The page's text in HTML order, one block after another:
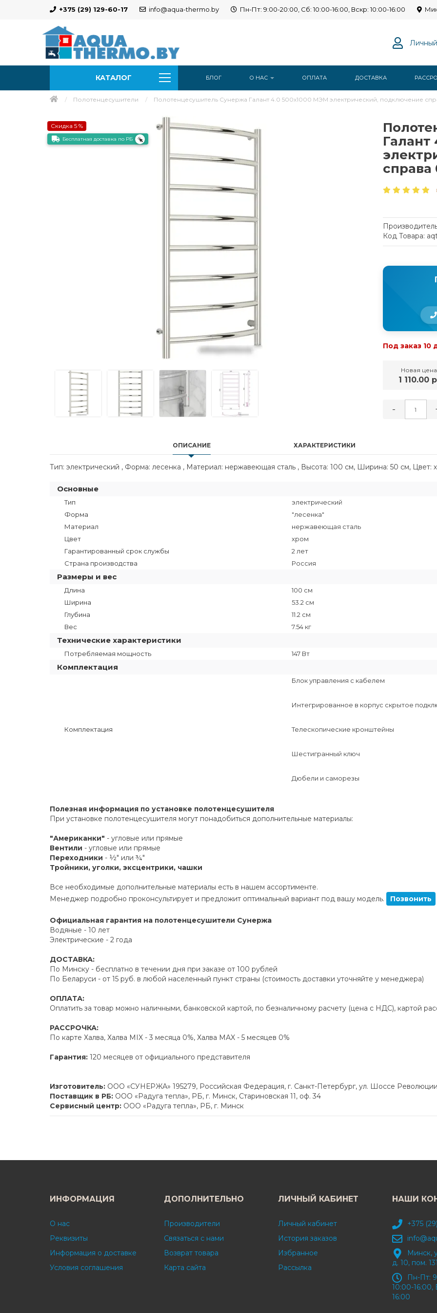
+375 (29) 129-60-17 info@aqua-thermo.by Пн-Пт: 9:00-20:00, Сб: 10:00-16:00, Вскр: 10:00-16:00
КАТАЛОГ БЛОГ О НАС ОПЛАТА ДОСТАВКА
Полотенцесушители Полотенцесушитель Сунержа Галант 4.0 500x1000 МЭМ электрический, подключение
Скидка 5 %
Бесплатная доставка по РБ
Галант
справа
Код Товара:
Под заказ 10
Новая цена
1 110.00
-
ОПИСАНИЕ ХАРАКТЕРИСТИКИ
Тип: электрический , Форма: лесенка , Материал: нержавеющая сталь , Высота: 100 см, Ширина: 50 см, Цвет:
Основные
Тип
электрический
Форма
"лесенка"
Материал
нержавеющая сталь
Цвет
хром
Гарантированный срок службы
2 лет
Страна производства
Россия
Размеры и вес
Длина
100 см
Ширина
53.2 см
Глубина
11.2 см
Вес
7.54 кг
Технические характеристики
Потребляемая мощность 147 Вт
Комплектация
Комплектация
Блок управления с кабелем
Интегрированное в корпус скрытое
Телескопические кронштейны
Шестигранный ключ
Дюбели и саморезы
Полезная информация по установке полотенцесушителя
При установке полотенцесушителя могут понадобиться дополнительные материалы:
"Американки" - угловые или прямые
Вентили - угловые или прямые
Переходники - ½" или ¾"
Тройники, уголки, эксцентрики, чашки
Все необходимые дополнительные материалы есть в нашем ассортименте.
Менеджер подробно проконсультирует и предложит оптимальный вариант под вашу модель.
Позвонить
Официальная гарантия на полотенцесушители Сунержа
Водяные - 10 лет
Электрические - 2 года
ДОСТАВКА:
По Минску - бесплатно в течении дня при заказе от 100 рублей
По Беларуси - от 15 руб. в любой населенный пункт страны (стоимость доставки уточняйте у менеджера)
ОПЛАТА:
Оплатить за товар можно наличными, банковской картой, по безналичному расчету (цена с НДС), картой
РАССРОЧКА:
По карте Халва, Халва MIX - 3 месяца 0%, Халва MAX - 5 месяцев 0%
Гарантия: 120 месяцев от официального представителя
Изготовитель: ООО «СУНЕРЖА» 195279, Российская Федерация, г. Санкт-Петербург, ул. Шоссе
Поставщик в РБ: ООО «Радуга тепла», РБ, г. Минск, Стариновская 11, оф. 34
Сервисный центр: ООО «Радуга тепла», РБ, г. Минск
ИНФОРМАЦИЯ
О нас
Реквизиты
Информация о доставке
Условия соглашения
ДОПОЛНИТЕЛЬНО
Производители
Связаться с нами
Возврат товара
Карта сайта
ЛИЧНЫЙ КАБИНЕТ
Личный кабинет
История заказов
Избранное
Рассылка
НАШИ
+375
Минск,
д. 10, пом. 131
Пн-Пт:
10:00-16:00,
16:00